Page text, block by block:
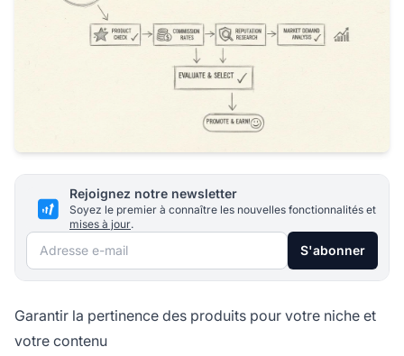
Rejoignez notre newsletter
Soyez le premier à connaître les nouvelles fonctionnalités et
mises à jour.
Adresse e-mail S'abonner
Garantir la pertinence des produits pour votre niche et
votre contenu